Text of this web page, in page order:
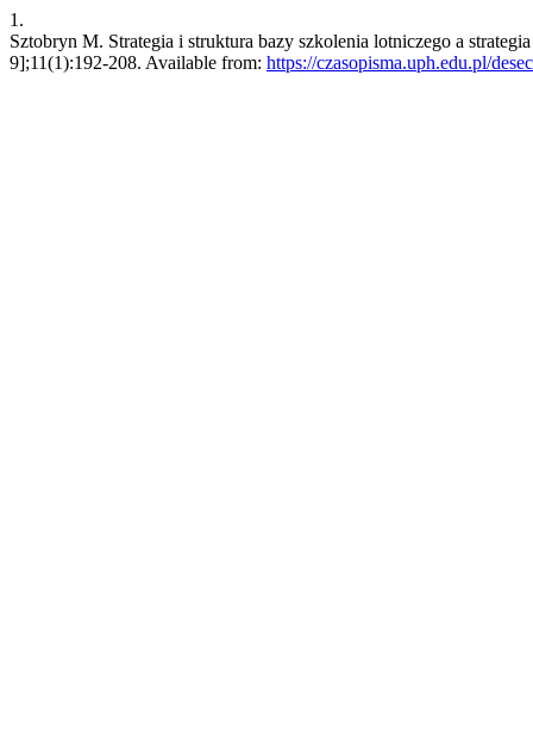
1.
Sztobryn M. Strategia i struktura bazy szkolenia lotniczego a
9];11(1):192-208. Available from: https://czasopisma.uph.edu.pl/